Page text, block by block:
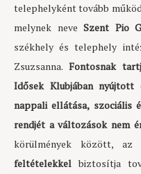
telephelyként tovább
melynek neveSzent Pio
székhely és telephely
Zsuzsanna. Fontosnak
Idősek Klubjában nyújtott
nappali ellátása, szociális
rendjét a változások nem
körülmények között, az
feltételekkel biztosítja